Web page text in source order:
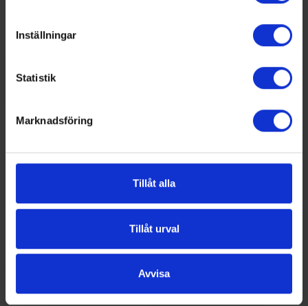
Inställningar
Statistik
Marknadsföring
Tillåt alla
Tillåt urval
Avvisa